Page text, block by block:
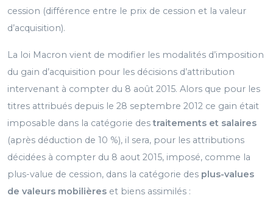
cession (différence entre le prix de cession et la valeur
d’acquisition).
La loi Macron vient de modifier les modalités d’imposition
du gain d’acquisition pour les décisions d’attribution
intervenant à compter du 8 août 2015. Alors que pour les
titres attribués depuis le 28 septembre 2012 ce gain était
imposable dans la catégorie destraitements et salaires
(après déduction de 10 %), il sera, pour les attributions
décidées à compter du 8 aout 2015, imposé, comme la
plus-value de cession, dans la catégorie des plus-values
de valeurs mobilières et biens assimilés :